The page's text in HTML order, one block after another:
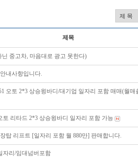
제목
닌 중고차, 마음대로 광고 못한다)
내사항입니다.
오토 2*3 상승윙바디/대기업 일자리 포함 매매(월매
토 리타드 2*3 상승윙바디 일자리 포함 가능
탑 리프트 [일자리 포함 월 880만] 판매합니다.
자리/임대넘버포함